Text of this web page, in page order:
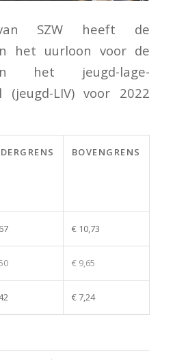
SZW heeft de
het uurloon voor de
het jeugd-lage-
(jeugd-LIV) voor 2022
BOVENGRENS
€ 10,73
€ 9,65
€ 7,24